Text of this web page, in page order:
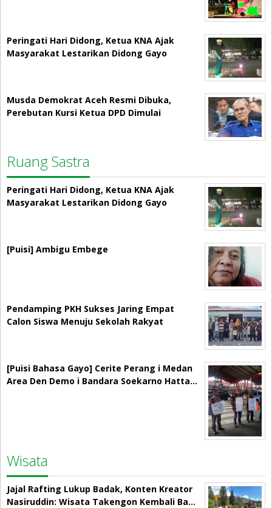
Peringati Hari Didong, Ketua KNA Ajak
Masyarakat Lestarikan Didong Gayo
Musda Demokrat Aceh Resmi Dibuka,
Perebutan Kursi Ketua DPD Dimulai
Ruang Sastra
Peringati Hari Didong, Ketua KNA Ajak
Masyarakat Lestarikan Didong Gayo
[Puisi] Ambigu Embege
Pendamping PKH Sukses Jaring Empat
Calon Siswa Menuju Sekolah Rakyat
[Puisi Bahasa Gayo] Cerite Perang i Medan
Area Den Demo i Bandara Soekarno Hatta…
Wisata
Jajal Rafting Lukup Badak, Konten Kreator
Nasiruddin: Wisata Takengon Kembali Ba…